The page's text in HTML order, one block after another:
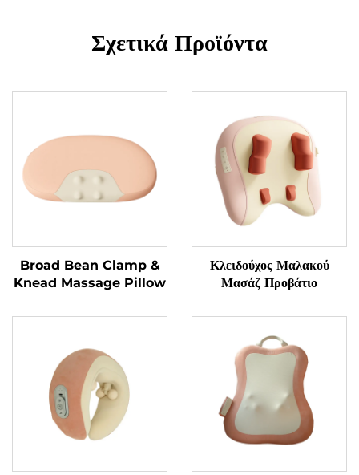
Σχετικά Προϊόντα
Broad Bean Clamp &
Knead Massage Pillow
Κλειδούχος Μαλακού
Μασάζ Προβάτιο